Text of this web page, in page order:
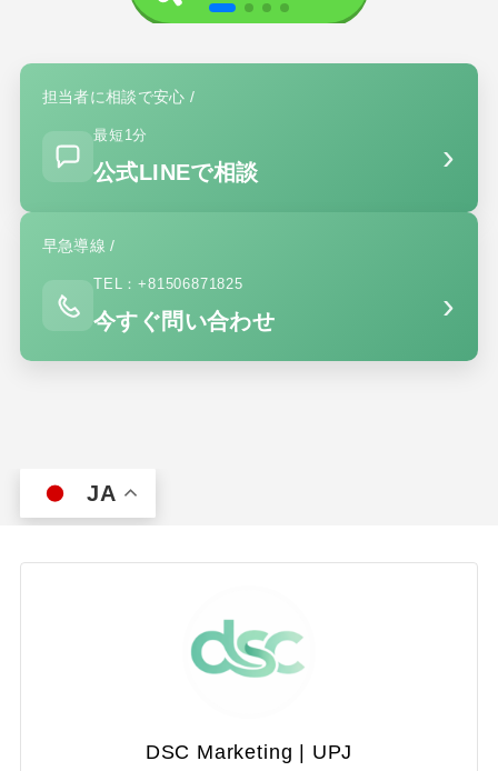
担当者に相談で安心 /
最短1分
公式LINEで相談 ›
早急導線 /
TEL：+81506871825
今すぐ問い合わせ ›
JA
DSC Marketing | UPJ